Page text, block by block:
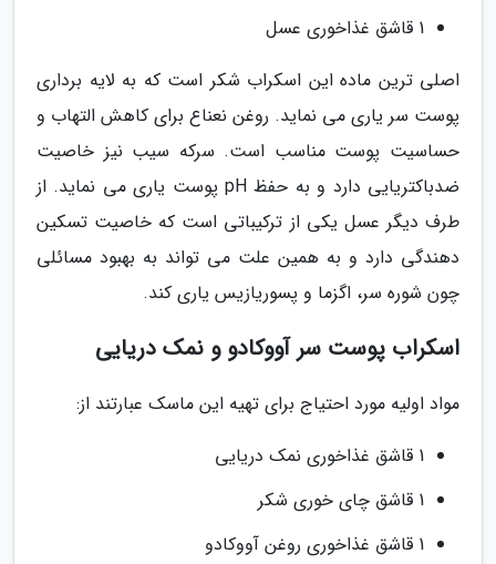
1 قاشق غذاخوری عسل
اصلی ترین ماده این اسکراب شکر است که به لایه برداری
پوست سر یاری می نماید. روغن نعناع برای کاهش التهاب و
حساسیت پوست مناسب است. سرکه سیب نیز خاصیت
ضدباکتریایی دارد و به حفظ pH پوست یاری می نماید. از
طرف دیگر عسل یکی از ترکیباتی است که خاصیت تسکین
دهندگی دارد و به همین علت می تواند به بهبود مسائلی
چون شوره سر، اگزما و پسوریازیس یاری کند.
اسکراب پوست سر آووکادو و نمک دریایی
مواد اولیه مورد احتیاج برای تهیه این ماسک عبارتند از:
1 قاشق غذاخوری نمک دریایی
1 قاشق چای خوری شکر
1 قاشق غذاخوری روغن آووکادو